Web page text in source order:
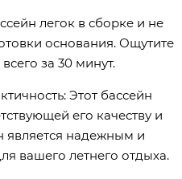
легок в сборке и не
основания. Ощутите
за 30 минут.
Этот бассейн
его качеству и
является надежным и
вашего летнего отдыха.